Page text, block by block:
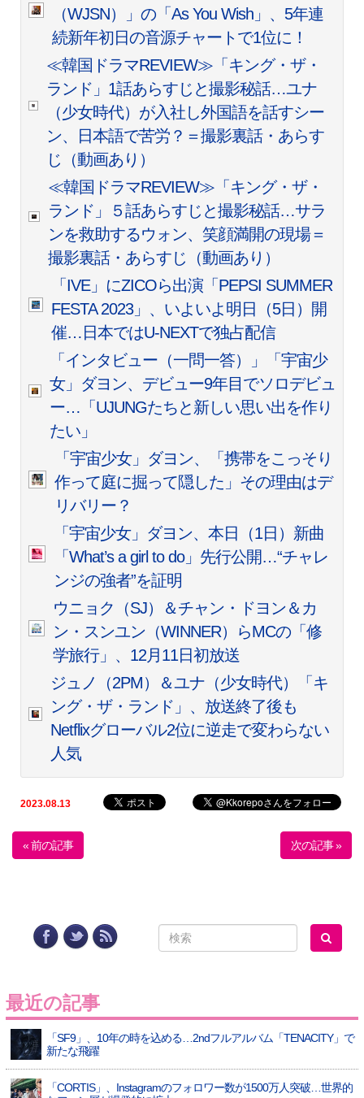
（WJSN）」の「As You Wish」、5年連
続新年初日の音源チャートで1位に！
≪韓国ドラマREVIEW≫「キング・ザ・
ランド」1話あらすじと撮影秘話…ユナ
（少女時代）が入社し外国語を話すシー
ン、日本語で苦労？＝撮影裏話・あらす
じ（動画あり）
≪韓国ドラマREVIEW≫「キング・ザ・
ランド」５話あらすじと撮影秘話…サラ
ンを救助するウォン、笑顔満開の現場＝
撮影裏話・あらすじ（動画あり）
「IVE」にZICOら出演「PEPSI SUMMER
FESTA 2023」、いよいよ明日（5日）開
催…日本ではU-NEXTで独占配信
「インタビュー（一問一答）」「宇宙少
女」ダヨン、デビュー9年目でソロデビュ
ー…「UJUNGたちと新しい思い出を作り
たい」
「宇宙少女」ダヨン、「携帯をこっそり
作って庭に掘って隠した」その理由はデ
リバリー？
「宇宙少女」ダヨン、本日（1日）新曲
「What’s a girl to do」先行公開…“チャレ
ンジの強者”を証明
ウニョク（SJ）＆チャン・ドヨン＆カ
ン・スンユン（WINNER）らMCの「修
学旅行」、12月11日初放送
ジュノ（2PM）＆ユナ（少女時代）「キ
ング・ザ・ランド」、放送終了後も
Netflixグローバル2位に逆走で変わらない
人気
2023.08.13
« 前の記事 次の記事 »
最近の記事
「SF9」、10年の時を込める…2ndフルアルバム「TENACITY」で
新たな飛躍
「CORTIS」、Instagramのフォロワー数が1500万人突破…世界的